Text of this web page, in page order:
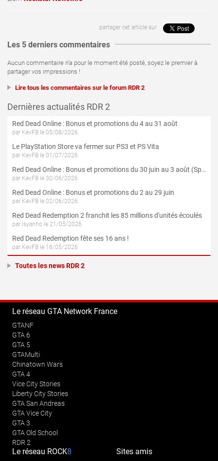
partager cet article sur
Les 5 derniers commentaires
Aucun commentaire n'a pour le moment été posté, soyez le premier à
partager vos impressions !
Lire tous les commentaires sur le forum RDR 2
Dernières actualités RDR 2
Red Dead Online : Bonus et promotions du 4 au 31 août
par KevFB le 05/08/2026
Le PlayStation Store va fermer sur PS3 et PS Vita
par KevFB le 01/07/2026
Red Dead Online : Bonus et promotions du 30 juin au 3 août (Spécial 4 Juillet)
par KevFB le 30/06/2026
Red Dead Online : Bonus et promotions du 2 au 29 juin
par KevFB le 02/06/2026
Red Dead Redemption 2 franchit les 85 millions d'unités écoulés
par Isyanho le 21/05/2026
Red Dead Redemption fête ses 16 ans !
par KevFB le 18/05/2026
Toutes les news RDR 2
Le réseau GTA Network France
GTANF
GTA 6
GTA 5
GTAMulti
Chinatown Wars
GTA 4
Vice City Stories
Liberty City Stories
GTA San Andreas
GTA Vice City
GTA 3
GTA Old School
RDR 2
Le réseau ROCK8 Sites amis